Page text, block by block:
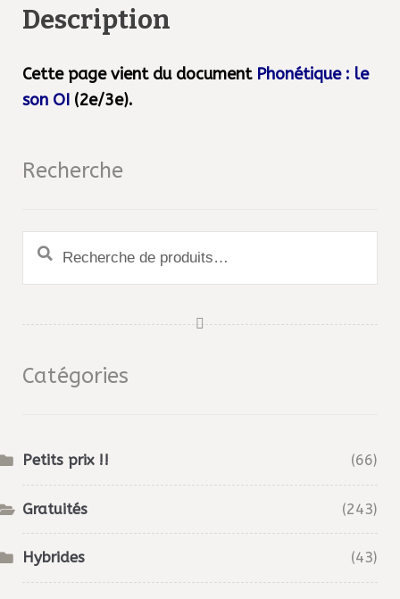
Description
Cette page vient du document Phonétique : le
son OI (2e/3e).
Recherche
Recherche
pour :
Catégories
Petits prix !! (66)
Gratuités (243)
Hybrides (43)